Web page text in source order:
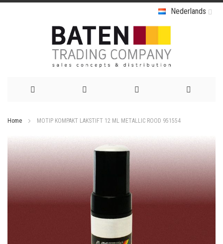
Nederlands
de
inhoud
Home MOTIP KOMPAKT LAKSTIFT 12 ML METALLIC ROOD 951554
Ga
naar
het
einde
van
de